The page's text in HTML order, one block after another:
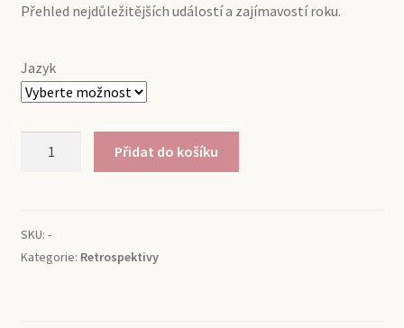
Přehled nejdůležitějších událostí a zajímavostí roku.
Jazyk
Přidat do košíku
SKU: -
Kategorie: Retrospektivy